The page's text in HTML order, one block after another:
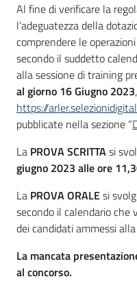
Al fine di verificare la
l’adeguatezza della
comprendere le
secondo il suddetto
alla sessione di training
al giorno 16 Giugno 2023
https://
pubblicate nella sezione “
La PROVA SCRITTAsi
giugno 2023 alle ore
La PROVA ORALEsi
secondo il calendario
dei candidati ammessi
La mancata
al concorso.